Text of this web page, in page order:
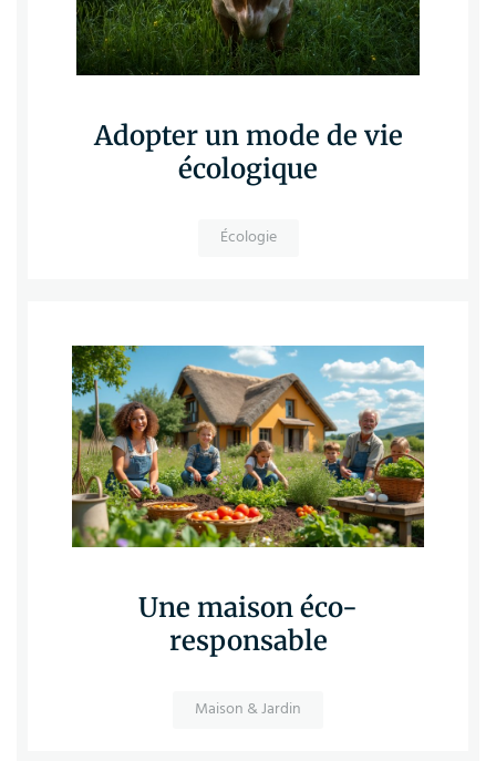
Adopter un mode de vie
écologique
Écologie
Une maison éco-
responsable
Maison & Jardin